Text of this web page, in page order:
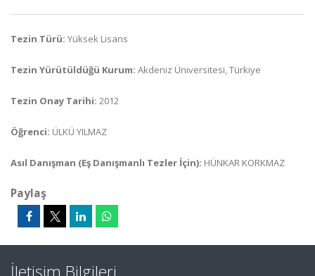
Tezin Türü: Yüksek Lisans
Tezin Yürütüldüğü Kurum: Akdeniz Üniversitesi, Türkiye
Tezin Onay Tarihi: 2012
Öğrenci: ÜLKÜ YILMAZ
Asıl Danışman (Eş Danışmanlı Tezler İçin): HÜNKAR KORKMAZ
Paylaş
İletişim Bilgileri